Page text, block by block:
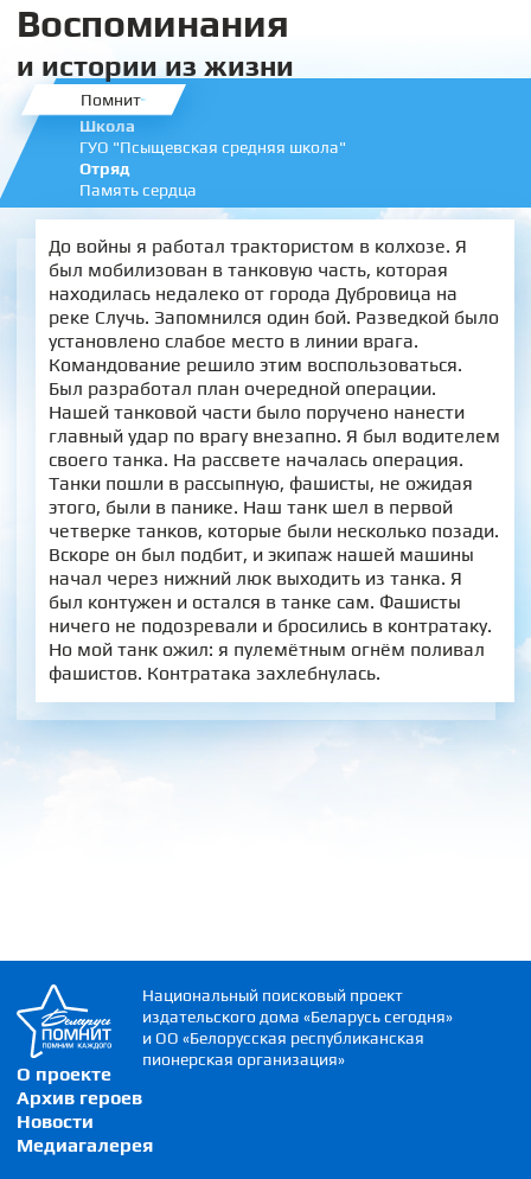
Воспоминания
и истории из жизни
Помнит
Школа
ГУО "Псыщевская средняя школа"
Отряд
Память сердца
До войны я работал трактористом в колхозе. Я
был мобилизован в танковую часть, которая
находилась недалеко от города Дубровица на
реке Случь. Запомнился один бой. Разведкой было
установлено слабое место в линии врага.
Командование решило этим воспользоваться.
Был разработал план очередной операции.
Нашей танковой части было поручено нанести
главный удар по врагу внезапно. Я был водителем
своего танка. На рассвете началась операция.
Танки пошли в рассыпную, фашисты, не ожидая
этого, были в панике. Наш танк шел в первой
четверке танков, которые были несколько позади.
Вскоре он был подбит, и экипаж нашей машины
начал через нижний люк выходить из танка. Я
был контужен и остался в танке сам. Фашисты
ничего не подозревали и бросились в контратаку.
Но мой танк ожил: я пулемётным огнём поливал
фашистов. Контратака захлебнулась.
О проекте
Архив героев
Новости
Медиагалерея
Национальный поисковый проект
издательского дома «Беларусь сегодня»
и ОО «Белорусская республиканская
пионерская организация»